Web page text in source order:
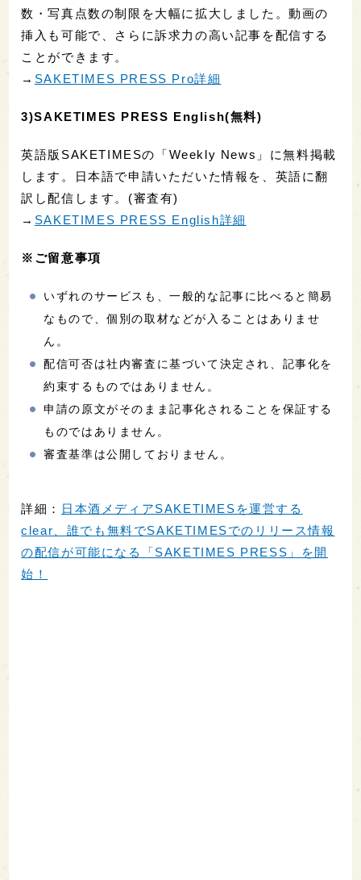
数・写真点数の制限を大幅に拡大しました。動画の
挿入も可能で、さらに訴求力の高い記事を配信する
ことができます。
→ SAKETIMES PRESS Pro詳細
3)SAKETIMES PRESS English(無料)
英語版SAKETIMESの「Weekly News」に無料掲載
します。日本語で申請いただいた情報を、英語に翻
訳し配信します。(審査有)
→ SAKETIMES PRESS English詳細
※ご留意事項
いずれのサービスも、一般的な記事に比べると簡易
なもので、個別の取材などが入ることはありませ
ん。
配信可否は社内審査に基づいて決定され、記事化を
約束するものではありません。
申請の原文がそのまま記事化されることを保証する
ものではありません。
審査基準は公開しておりません。
詳細：
日本酒メディアSAKETIMESを運営する
clear、誰でも無料でSAKETIMESでのリリース情報
の配信が可能になる「SAKETIMES PRESS」を開
始！